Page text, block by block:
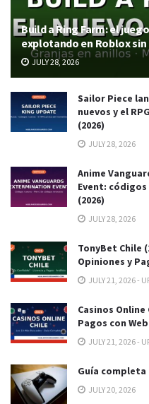
Build a Ring Farm: el
explotando en Roblox sin
JULY 28, 2026
Sailor Piece
nuevos y el
(2026)
JULY 28, 2026
Anime
Event: códigos
(2026)
JULY 28, 2026
TonyBet Chile
Opiniones y
JULY 21, 2026 -
Casinos Online
Pagos con
JULY 21, 2026 -
Guía
JULY 20, 2026